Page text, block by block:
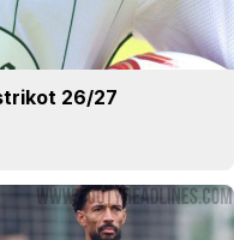
26/27